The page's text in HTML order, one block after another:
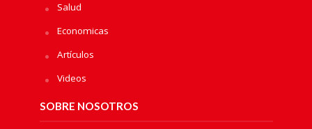
Salud
Economicas
Artículos
Videos
SOBRE NOSOTROS